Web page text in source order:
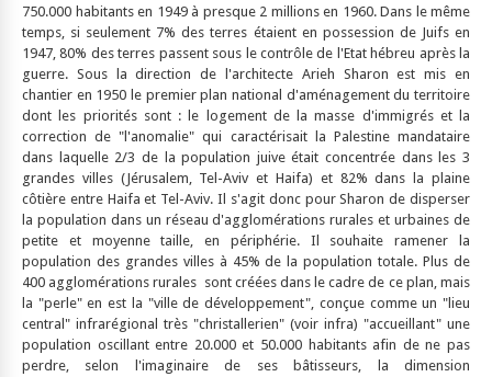
750.000 habitants en 1949 à presque 2 millions en 1960. Dans le même
temps, si seulement 7% des terres étaient en possession de Juifs en
1947, 80% des terres passent sous le contrôle de l'Etat hébreu après la
guerre. Sous la direction de l'architecte Arieh Sharon est mis en
chantier en 1950 le premier plan national d'aménagement du territoire
dont les priorités sont : le logement de la masse d'immigrés et la
correction de "l'anomalie" qui caractérisait la Palestine mandataire
dans laquelle 2/3 de la population juive était concentrée dans les 3
grandes villes (Jérusalem, Tel-Aviv et Haifa) et 82% dans la plaine
côtière entre Haifa et Tel-Aviv. Il s'agit donc pour Sharon de disperser
la population dans un réseau d'agglomérations rurales et urbaines de
petite et moyenne taille, en périphérie. Il souhaite ramener la
population des grandes villes à 45% de la population totale. Plus de
400 agglomérations rurales sont créées dans le cadre de ce plan, mais
la "perle" en est la "ville de développement", conçue comme un "lieu
central" infrarégional très "christallerien" (voir infra) "accueillant" une
population oscillant entre 20.000 et 50.000 habitants afin de ne pas
perdre, selon l'imaginaire de ses bâtisseurs, la dimension